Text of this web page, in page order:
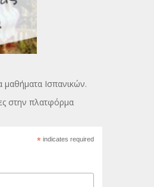
μαθήματα Ισπανικών.
στην πλατφόρμα
* indicates required